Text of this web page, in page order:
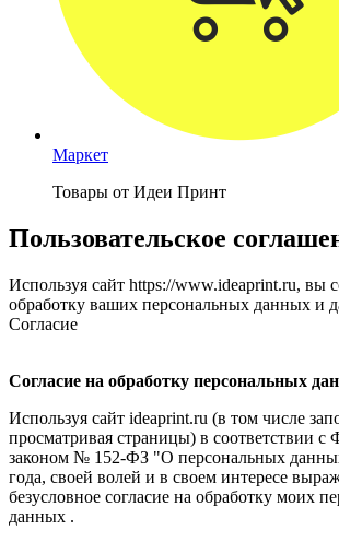
Маркет
Товары от Идеи Принт
Пользовательское
Используя сайт https://www.ideaprint.ru, вы
обработку ваших персональных данных и
Согласие
Согласие на обработку персональных
Используя сайт ideaprint.ru (в том числе
просматривая страницы) в соответствии с
законом № 152-ФЗ "О персональных
года, своей волей и в своем интересе
безусловное согласие на обработку моих
данных .